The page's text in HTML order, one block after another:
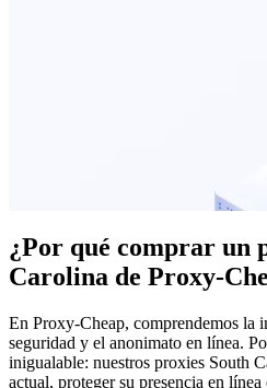
¿Por qué comprar un
Carolina de Proxy-
En Proxy-Cheap, comprendemos la
seguridad y el anonimato en línea.
inigualable: nuestros proxies South
actual, proteger su presencia en